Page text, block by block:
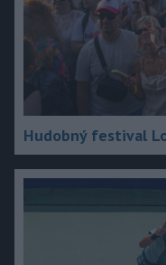
Hudobný festival